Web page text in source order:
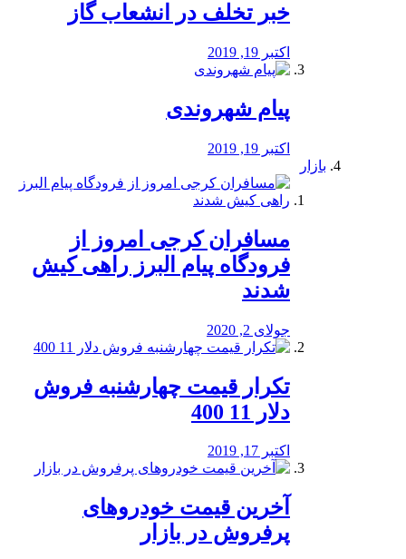
خبر تخلف در انشعاب گاز
اکتبر 19, 2019
پیام شهروندی
اکتبر 19, 2019
بازار
مسافران کرجی امروز از
فرودگاه پیام البرز راهی کیش
شدند
جولای 2, 2020
تکرار قیمت چهارشنبه فروش
دلار 11 400
اکتبر 17, 2019
آخرین قیمت خودرو‌های
پرفروش در بازار